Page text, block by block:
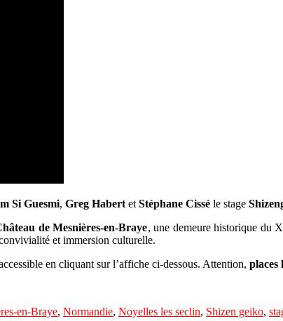
Si Guesmi, Greg HabertetStéphane Cissé le stage
de Mesnières-en-Braye, une demeure historique du
et immersion culturelle.
en cliquant sur l’affiche ci-dessous. Attention, places
en-Braye, Normandie, Noyelles les seclin, Shizen geiko,